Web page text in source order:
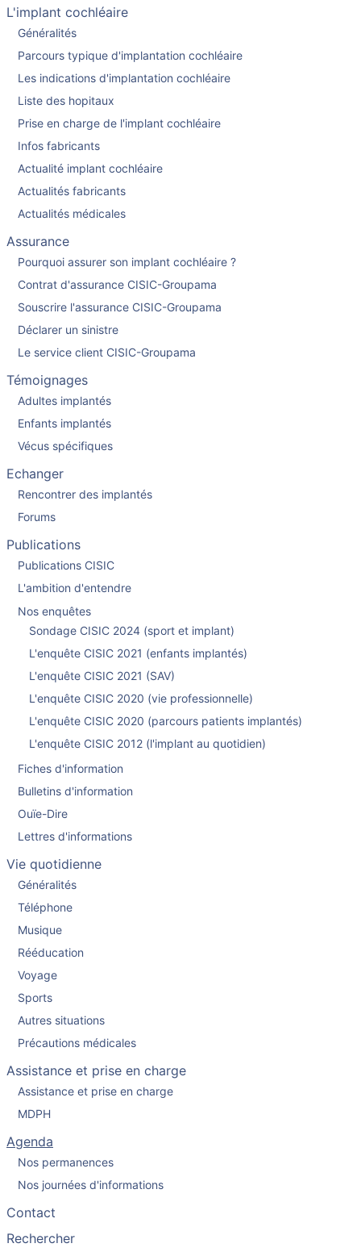
L'implant cochléaire
Généralités
Parcours typique d'implantation cochléaire
Les indications d'implantation cochléaire
Liste des hopitaux
Prise en charge de l'implant cochléaire
Infos fabricants
Actualité implant cochléaire
Actualités fabricants
Actualités médicales
Assurance
Pourquoi assurer son implant cochléaire ?
Contrat d'assurance CISIC-Groupama
Souscrire l'assurance CISIC-Groupama
Déclarer un sinistre
Le service client CISIC-Groupama
Témoignages
Adultes implantés
Enfants implantés
Vécus spécifiques
Echanger
Rencontrer des implantés
Forums
Publications
Publications CISIC
L'ambition d'entendre
Nos enquêtes
Sondage CISIC 2024 (sport et implant)
L'enquête CISIC 2021 (enfants implantés)
L'enquête CISIC 2021 (SAV)
L'enquête CISIC 2020 (vie professionnelle)
L'enquête CISIC 2020 (parcours patients implantés)
L'enquête CISIC 2012 (l'implant au quotidien)
Fiches d'information
Bulletins d'information
Ouïe-Dire
Lettres d'informations
Vie quotidienne
Généralités
Téléphone
Musique
Rééducation
Voyage
Sports
Autres situations
Précautions médicales
Assistance et prise en charge
Assistance et prise en charge
MDPH
Agenda
Nos permanences
Nos journées d'informations
Contact
Rechercher